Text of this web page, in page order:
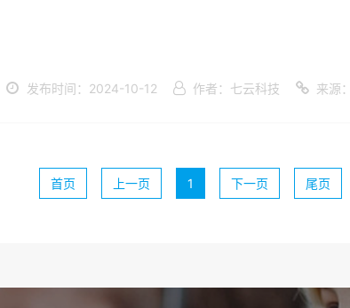
发布时间：2024-10-12 作者：七云科技 来源：
首页 上一页 1 下一页 尾页